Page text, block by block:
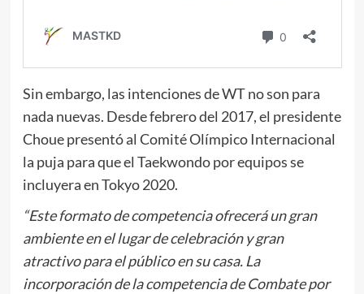
Sin embargo, las intenciones de WT no son para
nada nuevas. Desde febrero del 2017, el presidente
Choue presentó al Comité Olímpico Internacional
la puja para que el Taekwondo por equipos se
incluyera en Tokyo 2020.
“Este formato de competencia ofrecerá un gran
ambiente en el lugar de celebración y gran
atractivo para el público en su casa. La
incorporación de la competencia de Combate por